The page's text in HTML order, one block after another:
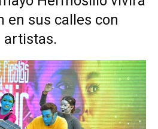
en sus calles con
artistas.